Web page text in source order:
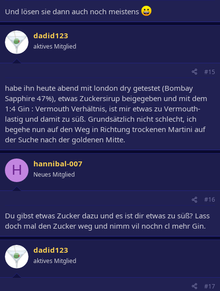
Und lösen sie dann auch noch meistens
dadid123
aktives Mitglied
#15
habe ihn heute abend mit london dry getestet (Bombay
Sapphire 47%), etwas Zuckersirup beigegeben und mit dem
1:4 Gin : Vermouth Verhältnis, ist mir etwas zu Vermouth-
lastig und damit zu süß. Grundsätzlich nicht schlecht, ich
begehe nun auf den Weg in Richtung trockenen Martini auf
der Suche nach der goldenen Mitte.
H hannibal-007
Neues Mitglied
#16
Du gibst etwas Zucker dazu und es ist dir etwas zu süß? Lass
doch mal den Zucker weg und nimm vil nochn cl mehr Gin.
dadid123
aktives Mitglied
#17